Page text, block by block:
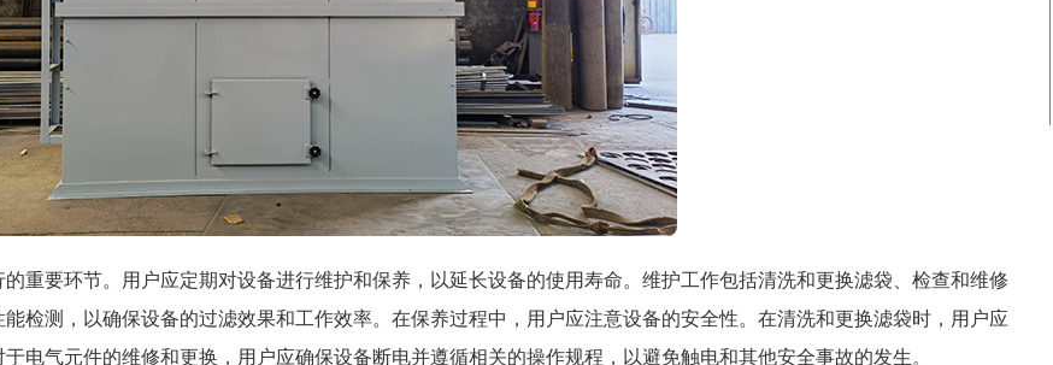
重要环节。用户应定期对设备进行维护和保养，以延长设备的使用寿命。维护工作包括清洗和更换滤袋、检查和维修
检测，以确保设备的过滤效果和工作效率。在保养过程中，用户应注意设备的安全性。在清洗和更换滤袋时，用户应
电气元件的维修和更换，用户应确保设备断电并遵循相关的操作规程，以避免触电和其他安全事故的发生。